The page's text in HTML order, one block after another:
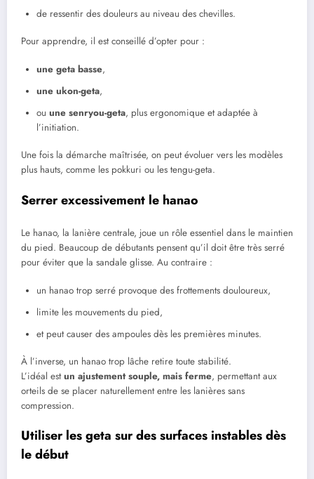
de ressentir des douleurs au niveau des chevilles.
Pour apprendre, il est conseillé d’opter pour :
une geta basse,
une ukon-geta,
ou une senryou-geta, plus ergonomique et adaptée à
l’initiation.
Une fois la démarche maîtrisée, on peut évoluer vers les modèles
plus hauts, comme les pokkuri ou les tengu-geta.
Serrer excessivement le hanao
Le hanao, la lanière centrale, joue un rôle essentiel dans le maintien
du pied. Beaucoup de débutants pensent qu’il doit être très serré
pour éviter que la sandale glisse. Au contraire :
un hanao trop serré provoque des frottements douloureux,
limite les mouvements du pied,
et peut causer des ampoules dès les premières minutes.
À l’inverse, un hanao trop lâche retire toute stabilité.
L’idéal estun ajustement souple, mais ferme, permettant aux
orteils de se placer naturellement entre les lanières sans
compression.
Utiliser les geta sur des surfaces instables dès
le début